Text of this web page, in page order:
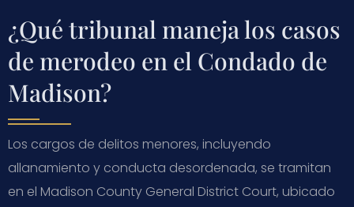
¿Qué tribunal maneja los casos
de merodeo en el Condado de
Madison?
Los cargos de delitos menores, incluyendo
allanamiento y conducta desordenada, se tramitan
en el Madison County General District Court, ubicado